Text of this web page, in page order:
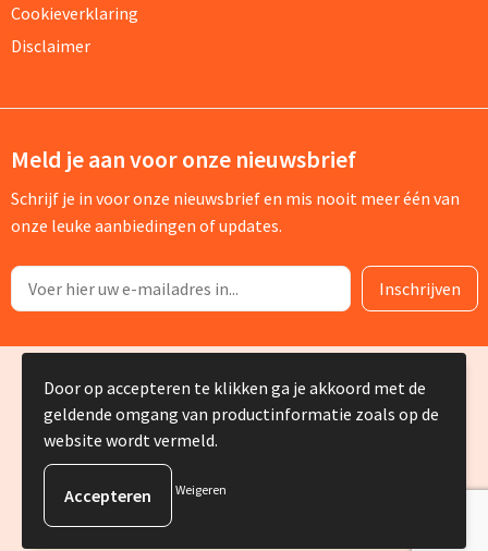
Cookieverklaring
Disclaimer
Meld je aan voor onze nieuwsbrief
Schrijf je in voor onze nieuwsbrief en mis nooit meer één van
onze leuke aanbiedingen of updates.
© Copyright Silvia Bruin reclame-advies 2025
Door op accepteren te klikken ga je akkoord met de
geldende omgang van productinformatie zoals op de
website wordt vermeld.
Weigeren